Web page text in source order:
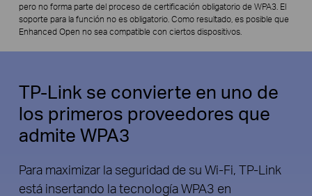
pero no forma parte del proceso de certificación obligatorio de WPA3. El
soporte para la función no es obligatorio. Como resultado, es posible que
Enhanced Open no sea compatible con ciertos dispositivos.
TP-Link se convierte en uno de
los primeros proveedores que
admite WPA3
Para maximizar la seguridad de su Wi-Fi, TP-Link
está insertando la tecnología WPA3 en